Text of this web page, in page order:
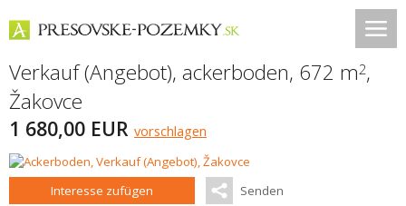
Verkauf (Angebot), ackerboden, 672 m2,
Žakovce
1 680,00 EUR vorschlagen
Interesse zufügen Senden